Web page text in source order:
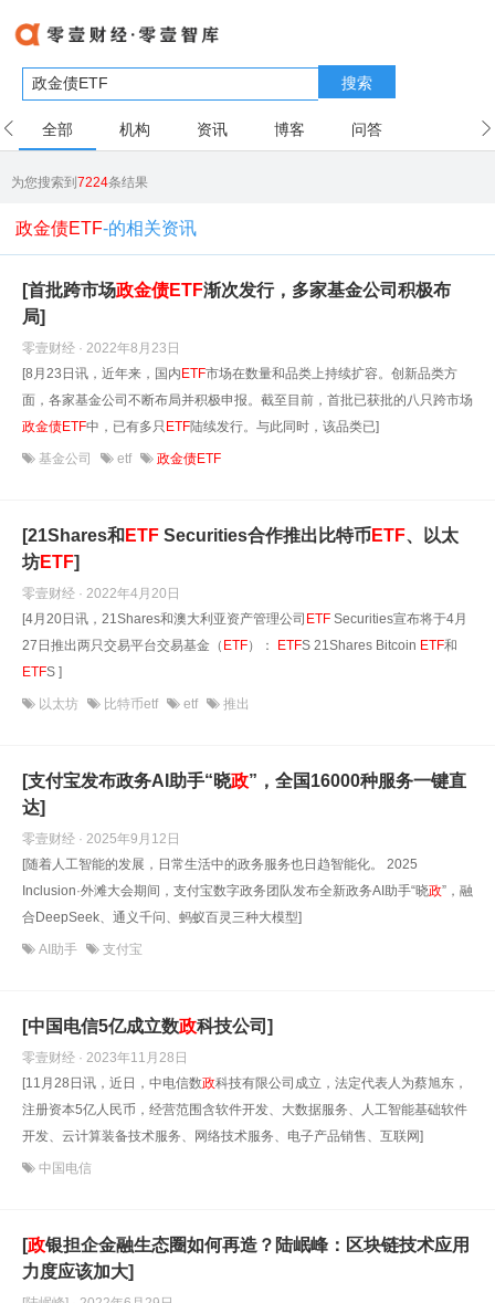
搜索
全部 机构 资讯 博客 问答
为您搜索到7224条结果
政金债ETF-的相关资讯
[首批跨市场政金债ETF渐次发行，多家基金公司积极布
局]
零壹财经 · 2022年8月23日
[8月23日讯，近年来，国内ETF市场在数量和品类上持续扩容。创新品类方
面，各家基金公司不断布局并积极申报。截至目前，首批已获批的八只跨市场
政金债ETF中，已有多只 ETF陆续发行。与此同时，该品类已]
基金公司 etf 政金债ETF
[21Shares和 ETF Securities合作推出比特币 ETF、以太
坊ETF]
零壹财经 · 2022年4月20日
[4月20日讯，21Shares和澳大利亚资产管理公司 ETF Securities宣布将于4月
27日推出两只交易平台交易基金（ ETF）： ETFS 21Shares Bitcoin ETF和
ETFS ]
以太坊 比特币etf etf 推出
[支付宝发布政务AI助手“晓政”，全国16000种服务一键直
达]
零壹财经 · 2025年9月12日
[随着人工智能的发展，日常生活中的政务服务也日趋智能化。 2025
Inclusion·外滩大会期间，支付宝数字政务团队发布全新政务AI助手“晓政”，融
合DeepSeek、通义千问、蚂蚁百灵三种大模型]
AI助手 支付宝
[中国电信5亿成立数政科技公司]
零壹财经 · 2023年11月28日
[11月28日讯，近日，中电信数政科技有限公司成立，法定代表人为蔡旭东，
注册资本5亿人民币，经营范围含软件开发、大数据服务、人工智能基础软件
开发、云计算装备技术服务、网络技术服务、电子产品销售、互联网]
中国电信
[政银担企金融生态圈如何再造？陆岷峰：区块链技术应用
力度应该加大]